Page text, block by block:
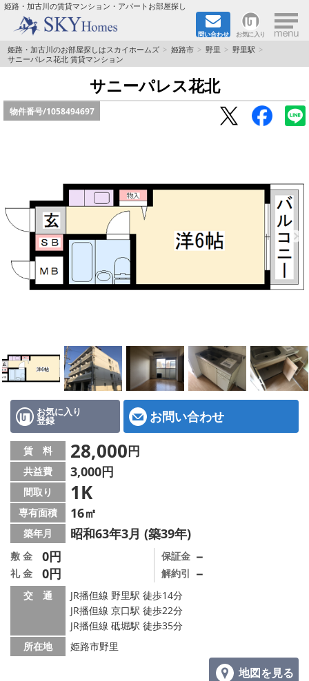
姫路・加古川の賃貸マンション・アパートお部屋探し
問い合わせ お気に入り ×
TOPページ
都市ガス·オール電化
☆新築物件☆
☆ペット飼育可能物件☆
☆ネット無料☆
路線·駅から探す
地域から探す
スタッフ紹介
店舗情報·アクセス
会社概要
メールでお問い合わせ
姫路・加古川のお部屋探しはスカイホームズ 姫路市 野里
野里駅
サニーパレス花北 賃貸マンション
サニーパレス花北
物件番号/1058494697
お気に入り
登録 お問い合わせ
賃 料 28,000円
共益費 3,000円
間取り 1K
専有面積 16㎡
築年月 昭和63年3月 (築39年)
敷 金 0円
礼 金 0円
保証金 －
解約引 －
交 通
JR播但線 野里駅 徒歩14分
JR播但線 京口駅 徒歩22分
JR播但線 砥堀駅 徒歩35分
所在地
姫路市野里
地図を見る